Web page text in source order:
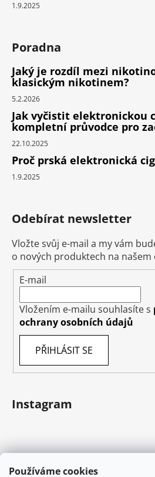
Používáme cookies
1.9.2025
Poradna
Jaký je rozdíl mezi
klasickým nikotinem?
5.2.2026
Jak vyčistit elektronickou
kompletní průvodce pro
22.10.2025
Proč prská elektronická
1.9.2025
Odebírat newsletter
Vložte svůj e-mail a my vám
o nových produktech na našem
E-mail
Vložením e-mailu souhlasíte s
ochrany osobních údajů
PŘIHLÁSIT SE
Instagram